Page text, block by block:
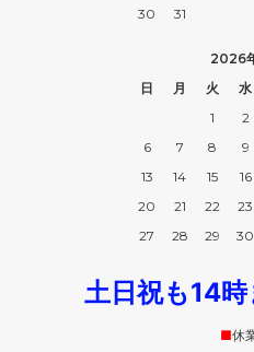
30
31
2026
日
月 火 水
1
2
6
7 8 9
13
14 15 16
20
21 22 23
27
28 29 30
土日祝も14
■休